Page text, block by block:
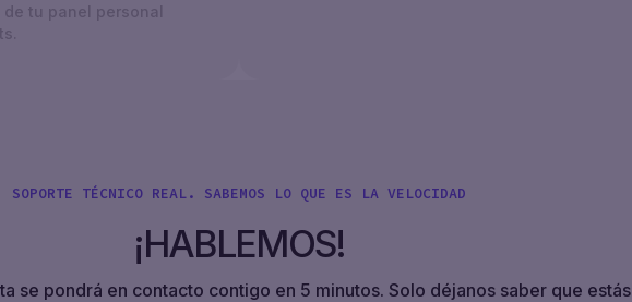
tu panel personal
SOPORTE TÉCNICO REAL. SABEMOS LO QUE ES LA VELOCIDAD
¡HABLEMOS!
se pondrá en contacto contigo en 5 minutos. Solo déjanos saber que estás